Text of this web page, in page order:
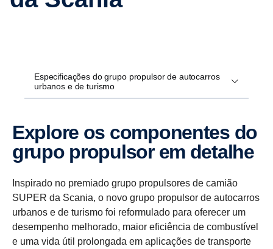
Especificações do grupo propulsor de autocarros
urbanos e de turismo
Explore os compo­nentes do
grupo propulsor em detalhe
Inspirado no premiado grupo propulsores de camião
SUPER da Scania, o novo grupo propulsor de autocarros
urbanos e de turismo foi reformulado para oferecer um
desempenho melhorado, maior eficiência de combustível
e uma vida útil prolongada em aplicações de transporte